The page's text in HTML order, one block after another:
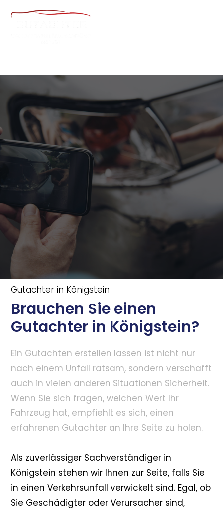
Gutachter in Königstein
Brauchen Sie einen
Gutachter in Königstein?
Ein Gutachten erstellen lassen ist nicht nur
nach einem Unfall ratsam, sondern verschafft
auch in vielen anderen Situationen Sicherheit.
Wenn Sie sich fragen, welchen Wert Ihr
Fahrzeug hat, empfiehlt es sich, einen
erfahrenen Gutachter an Ihre Seite zu holen.
Als zuverlässiger Sachverständiger in
Königstein stehen wir Ihnen zur Seite, falls Sie
in einen Verkehrsunfall verwickelt sind. Egal, ob
Sie Geschädigter oder Verursacher sind,